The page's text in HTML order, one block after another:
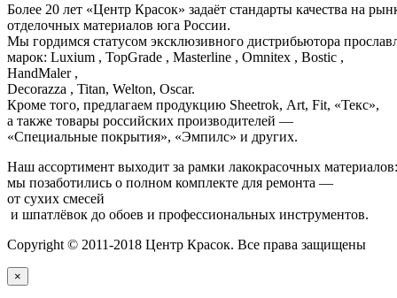
Более 20 лет «Центр Красок» задаёт стандарты качества на
отделочных материалов юга России.
Мы гордимся статусом эксклюзивного дистрибьютора
марок: Luxium , TopGrade , Masterline , Omnitex , Bostic ,
HandMaler ,
Decorazza , Titan, Welton, Oscar.
Кроме того, предлагаем продукцию Sheetrok, Art, Fit, «Текс»,
а также товары российских производителей —
«Специальные покрытия», «Эмпилс» и других.
Наш ассортимент выходит за рамки лакокрасочных
мы позаботились о полном комплекте для ремонта —
от сухих смесей
и шпатлёвок до обоев и профессиональных инструментов.
Copyright © 2011-2018 Центр Красок. Все права защищены
×